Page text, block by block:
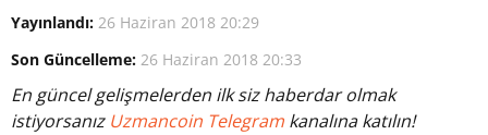
Yayınlandı: 26 Haziran 2018 20:29
Son Güncelleme: 26 Haziran 2018 20:33
En güncel gelişmelerden ilk siz haberdar olmak
istiyorsanız Uzmancoin Telegram kanalına katılın!